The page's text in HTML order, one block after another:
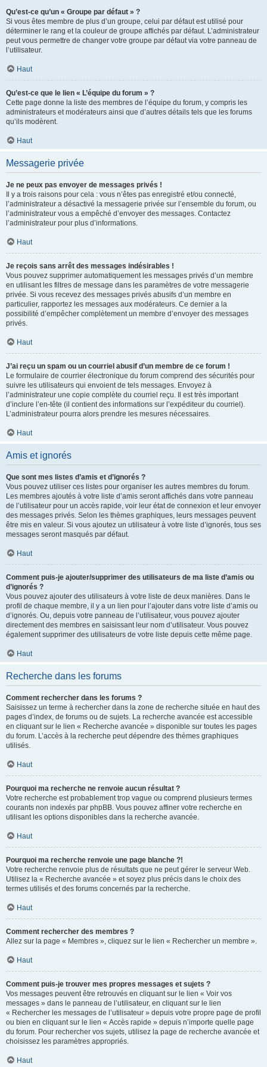
Qu’est-ce qu’un « Groupe par défaut » ?
Si vous êtes membre de plus d’un groupe, celui par défaut est utilisé pour
déterminer le rang et la couleur de groupe affichés par défaut. L’administrateur
peut vous permettre de changer votre groupe par défaut via votre panneau de
l’utilisateur.
Haut
Qu’est-ce que le lien « L’équipe du forum » ?
Cette page donne la liste des membres de l’équipe du forum, y compris les
administrateurs et modérateurs ainsi que d’autres détails tels que les forums
qu’ils modèrent.
Haut
Messagerie privée
Je ne peux pas envoyer de messages privés !
Il y a trois raisons pour cela : vous n’êtes pas enregistré et/ou connecté,
l’administrateur a désactivé la messagerie privée sur l’ensemble du forum, ou
l’administrateur vous a empêché d’envoyer des messages. Contactez
l’administrateur pour plus d’informations.
Haut
Je reçois sans arrêt des messages indésirables !
Vous pouvez supprimer automatiquement les messages privés d’un membre
en utilisant les filtres de message dans les paramètres de votre messagerie
privée. Si vous recevez des messages privés abusifs d’un membre en
particulier, rapportez les messages aux modérateurs. Ce dernier a la
possibilité d’empêcher complètement un membre d’envoyer des messages
privés.
Haut
J’ai reçu un spam ou un courriel abusif d’un membre de ce forum !
Le formulaire de courrier électronique du forum comprend des sécurités pour
suivre les utilisateurs qui envoient de tels messages. Envoyez à
l’administrateur une copie complète du courriel reçu. Il est très important
d’inclure l’en-tête (il contient des informations sur l’expéditeur du courriel).
L’administrateur pourra alors prendre les mesures nécessaires.
Haut
Amis et ignorés
Que sont mes listes d’amis et d’ignorés ?
Vous pouvez utiliser ces listes pour organiser les autres membres du forum.
Les membres ajoutés à votre liste d’amis seront affichés dans votre panneau
de l’utilisateur pour un accès rapide, voir leur état de connexion et leur envoyer
des messages privés. Selon les thèmes graphiques, leurs messages peuvent
être mis en valeur. Si vous ajoutez un utilisateur à votre liste d’ignorés, tous ses
messages seront masqués par défaut.
Haut
Comment puis-je ajouter/supprimer des utilisateurs de ma liste d’amis ou
d’ignorés ?
Vous pouvez ajouter des utilisateurs à votre liste de deux manières. Dans le
profil de chaque membre, il y a un lien pour l’ajouter dans votre liste d’amis ou
d’ignorés. Ou, depuis votre panneau de l’utilisateur, vous pouvez ajouter
directement des membres en saisissant leur nom d’utilisateur. Vous pouvez
également supprimer des utilisateurs de votre liste depuis cette même page.
Haut
Recherche dans les forums
Comment rechercher dans les forums ?
Saisissez un terme à rechercher dans la zone de recherche située en haut des
pages d’index, de forums ou de sujets. La recherche avancée est accessible
en cliquant sur le lien « Recherche avancée » disponible sur toutes les pages
du forum. L’accès à la recherche peut dépendre des thèmes graphiques
utilisés.
Haut
Pourquoi ma recherche ne renvoie aucun résultat ?
Votre recherche est probablement trop vague ou comprend plusieurs termes
courants non indexés par phpBB. Vous pouvez affiner votre recherche en
utilisant les options disponibles dans la recherche avancée.
Haut
Pourquoi ma recherche renvoie une page blanche ?!
Votre recherche renvoie plus de résultats que ne peut gérer le serveur Web.
Utilisez la « Recherche avancée » et soyez plus précis dans le choix des
termes utilisés et des forums concernés par la recherche.
Haut
Comment rechercher des membres ?
Allez sur la page « Membres », cliquez sur le lien « Rechercher un membre ».
Haut
Comment puis-je trouver mes propres messages et sujets ?
Vos messages peuvent être retrouvés en cliquant sur le lien « Voir vos
messages » dans le panneau de l’utilisateur, en cliquant sur le lien
« Rechercher les messages de l’utilisateur » depuis votre propre page de profil
ou bien en cliquant sur le lien « Accès rapide » depuis n’importe quelle page
du forum. Pour rechercher vos sujets, utilisez la page de recherche avancée et
choisissez les paramètres appropriés.
Haut